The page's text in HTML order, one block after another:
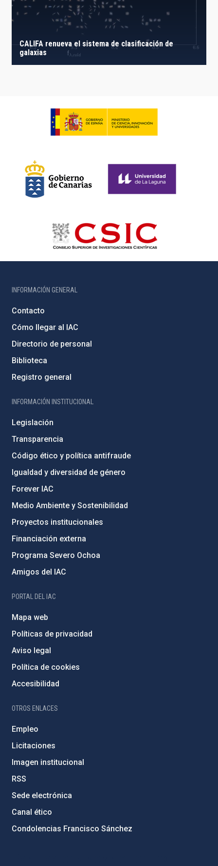
CALIFA renueva el sistema de clasificación de
galaxias
INFORMACIÓN GENERAL
Contacto
Cómo llegar al IAC
Directorio de personal
Biblioteca
Registro general
INFORMACIÓN INSTITUCIONAL
Legislación
Transparencia
Código ético y política antifraude
Igualdad y diversidad de género
Forever IAC
Medio Ambiente y Sostenibilidad
Proyectos institucionales
Financiación externa
Programa Severo Ochoa
Amigos del IAC
PORTAL DEL IAC
Mapa web
Políticas de privacidad
Aviso legal
Política de cookies
Accesibilidad
OTROS ENLACES
Empleo
Licitaciones
Imagen institucional
RSS
Sede electrónica
Canal ético
Condolencias Francisco Sánchez